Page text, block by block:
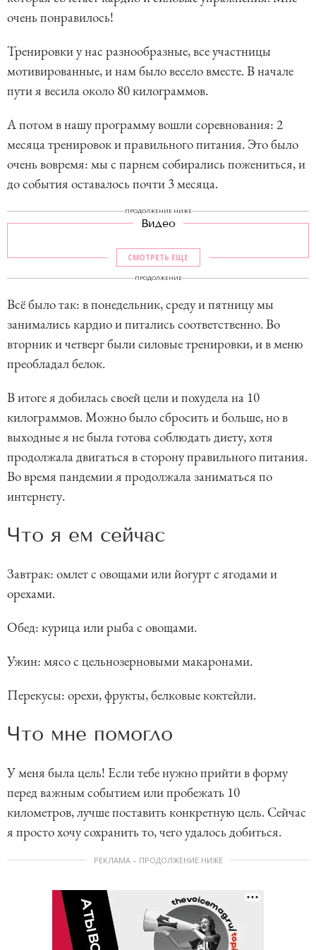
очень понравилось!
Тренировки у нас разнообразные, все участницы
мотивированные, и нам было весело вместе. В начале
пути я весила около 80 килограммов.
А потом в нашу программу вошли соревнования: 2
месяца тренировок и правильного питания. Это было
очень вовремя: мы с парнем собирались пожениться, и
до события оставалось почти 3 месяца.
ПРОДОЛЖЕНИЕ НИЖЕ
Видео
СМОТРЕТЬ ЕЩЕ
ПРОДОЛЖЕНИЕ
Всё было так: в понедельник, среду и пятницу мы
занимались кардио и питались соответственно. Во
вторник и четверг были силовые тренировки, и в меню
преобладал белок.
В итоге я добилась своей цели и похудела на 10
килограммов. Можно было сбросить и больше, но в
выходные я не была готова соблюдать диету, хотя
продолжала двигаться в сторону правильного питания.
Во время пандемии я продолжала заниматься по
интернету.
Что я ем сейчас
Завтрак: омлет с овощами или йогурт с ягодами и
орехами.
Обед: курица или рыба с овощами.
Ужин: мясо с цельнозерновыми макаронами.
Перекусы: орехи, фрукты, белковые коктейли.
Что мне помогло
У меня была цель! Если тебе нужно прийти в форму
перед важным событием или пробежать 10
километров, лучше поставить конкретную цель. Сейчас
я просто хочу сохранить то, чего удалось добиться.
РЕКЛАМА – ПРОДОЛЖЕНИЕ НИЖЕ